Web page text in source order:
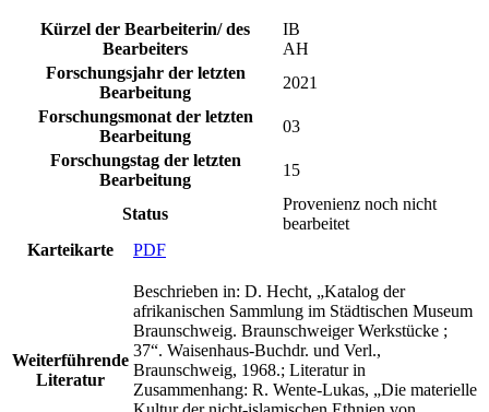
Kürzel der Bearbeiterin/ des
Bearbeiters
IB
AH
Forschungsjahr der letzten
Bearbeitung
2021
Forschungsmonat der letzten
Bearbeitung
03
Forschungstag der letzten
Bearbeitung
15
Status
Provenienz noch nicht
bearbeitet
Karteikarte
PDF
Weiterführende
Literatur
Beschrieben in: D. Hecht, „Katalog der
afrikanischen Sammlung im Städtischen Museum
Braunschweig. Braunschweiger Werkstücke ;
37“. Waisenhaus-Buchdr. und Verl.,
Braunschweig, 1968.; Literatur in
Zusammenhang: R. Wente-Lukas, „Die materielle